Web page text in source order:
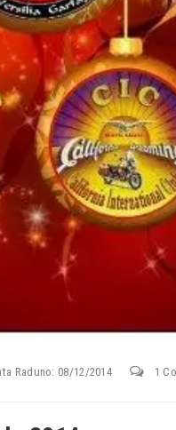
Raduno: 08/12/2014 1